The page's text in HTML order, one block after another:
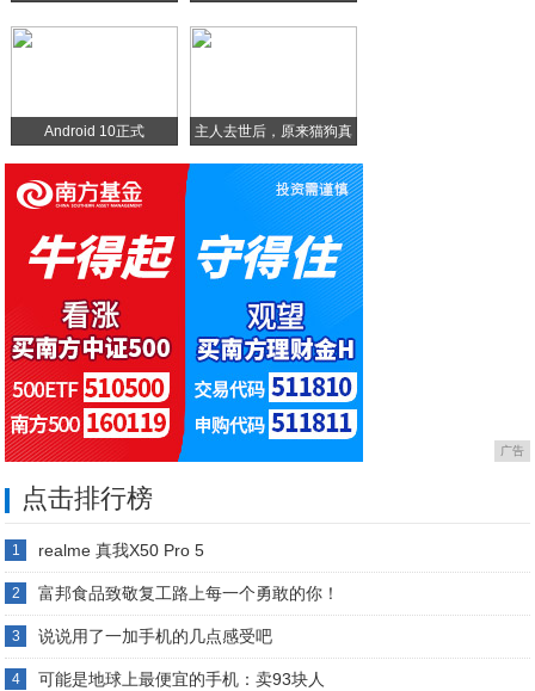
Android 10正式
主人去世后，原来猫狗真
广告
点击排行榜
1 realme 真我X50 Pro 5
2 富邦食品致敬复工路上每一个勇敢的你！
3 说说用了一加手机的几点感受吧
4 可能是地球上最便宜的手机：卖93块人